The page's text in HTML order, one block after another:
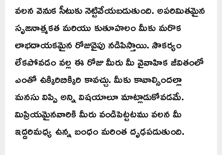
వలన వెనుక సీటుకు నెట్టివేయబడుతుంది. అపరిమితమైన
సృజనాత్మకత మరియు కుతూహలం మీకు మరొక
లాభదాయకమైన రోజువైపు నడిపిస్తాయి. సౌకర్యం
లేకపోవడం వల్ల ఈ రోజు మీరు మీ వైవాహిక జీవితంలో
ఎంతో ఉక్కిరిబిక్కిరి కావచ్చు. మీకు కావాల్సిందల్లా
మనసు విప్పి అన్ని విషయాలూ మాట్లాడుకోవడమే.
మిప్రియమైనవారికి మీరు వండిపెట్టటము వలన మీ
ఇద్దరిమధ్య ఉన్న బంధం మరింత దృఢపడుతుంది.